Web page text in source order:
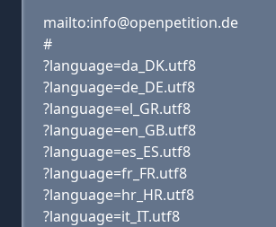
mailto:info@openpetition.de
#
?language=da_DK.utf8
?language=de_DE.utf8
?language=el_GR.utf8
?language=en_GB.utf8
?language=es_ES.utf8
?language=fr_FR.utf8
?language=hr_HR.utf8
?language=it_IT.utf8